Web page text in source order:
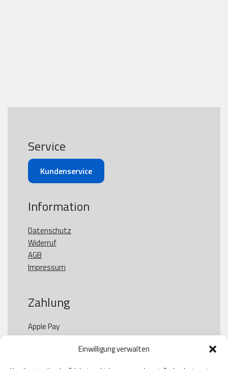
Einwilligung verwalten
Service
Kundenservice
Information
Datenschutz
Widerruf
AGB
Impressum
Zahlung
Apple Pay
Paypal